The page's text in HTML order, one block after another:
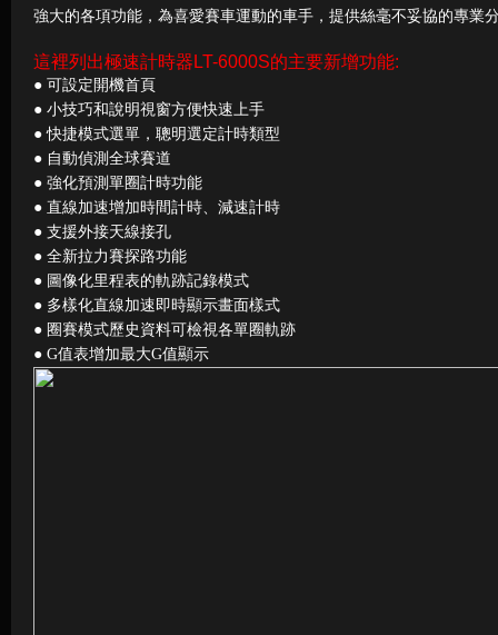
強大的各項功能，為喜愛賽車運動的車手，提供絲毫不妥協的專業
這裡列出極速計時器LT-6000S的主要新增功能:
● 可設定開機首頁
● 小技巧和說明視窗方便快速上手
● 快捷模式選單，聰明選定計時類型
● 自動偵測全球賽道
● 強化預測單圈計時功能
● 直線加速增加時間計時、減速計時
● 支援外接天線接孔
● 全新拉力賽探路功能
● 圖像化里程表的軌跡記錄模式
● 多樣化直線加速即時顯示畫面樣式
● 圈賽模式歷史資料可檢視各單圈軌跡
● G值表增加最大G值顯示